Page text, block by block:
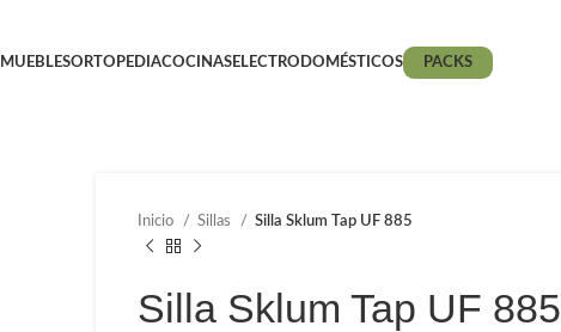
MUEBLESORTOPEDIACOCINASELECTRODOMÉSTICOS PACKS
Inicio Sillas Silla Sklum Tap UF 885
Silla Sklum Tap UF 885